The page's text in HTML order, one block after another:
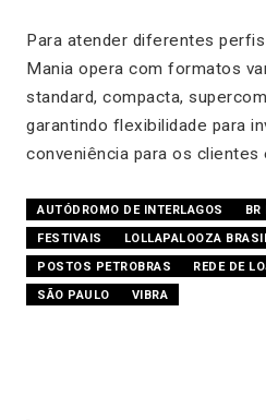
Para atender diferentes
Mania opera com formatos
standard, compacta,
garantindo flexibilidade para
conveniência para os clientes
AUTÓDROMO DE INTERLAGOS BR
FESTIVAIS
LOLLAPALOOZA
POSTOS PETROBRAS
REDE DE
SÃO PAULO
VIBRA